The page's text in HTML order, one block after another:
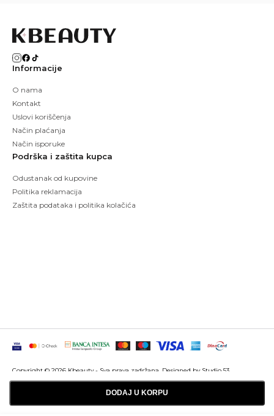
DODAJ U KORPU
Informacije
O nama
Kontakt
Uslovi koriščenja
Način plaćanja
Način isporuke
Podrška i zaštita kupca
Odustanak od kupovine
Politika reklamacija
Zaštita podataka i politika kolačića
Copyright © 2026 Kbeauty - Sva prava zadržana. Designed by Studio 53
Maintenanced by
Izrada sajtova SEO optimizacija